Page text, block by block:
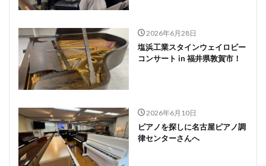
2026年6月28日
塩浜工業スタインウェイロビー
コンサート in 福井県敦賀市！
2026年6月10日
ピアノを探しに名古屋ピアノ調
律センターさんへ